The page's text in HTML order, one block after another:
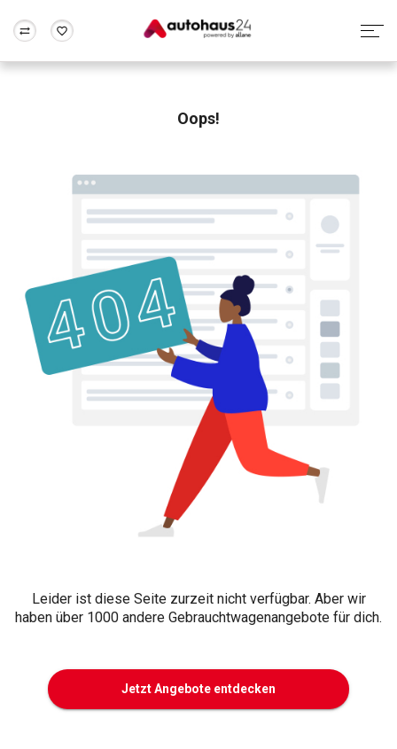
Rund um die Inzahlungnahme
Oops!
Leider ist diese Seite zurzeit nicht verfügbar. Aber wir
haben über 1000 andere Gebrauchtwagenangebote für dich.
Jetzt Angebote entdecken